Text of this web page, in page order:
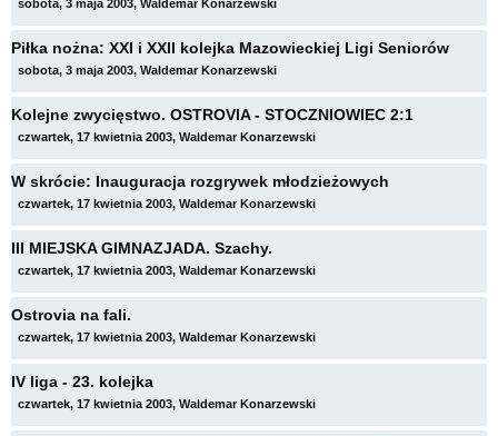
sobota, 3 maja 2003, Waldemar Konarzewski
Piłka nożna: XXI i XXII kolejka Mazowieckiej Ligi Seniorów
sobota, 3 maja 2003, Waldemar Konarzewski
Kolejne zwycięstwo. OSTROVIA - STOCZNIOWIEC 2:1
czwartek, 17 kwietnia 2003, Waldemar Konarzewski
W skrócie: Inauguracja rozgrywek młodzieżowych
czwartek, 17 kwietnia 2003, Waldemar Konarzewski
III MIEJSKA GIMNAZJADA. Szachy.
czwartek, 17 kwietnia 2003, Waldemar Konarzewski
Ostrovia na fali.
czwartek, 17 kwietnia 2003, Waldemar Konarzewski
IV liga - 23. kolejka
czwartek, 17 kwietnia 2003, Waldemar Konarzewski